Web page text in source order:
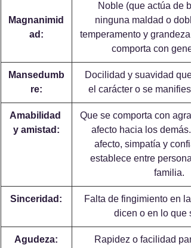
Magnanimid
ad:
Noble (que actúa de
ninguna maldad o
temperamento y
comporta con
Mansedumb
re:
Docilidad y suavidad
el carácter o se
Amabilidad
y amistad:
afecto hacia los
afecto, simpatía y
establece entre
familia.
Sinceridad:
dicen o en lo que
Agudeza: